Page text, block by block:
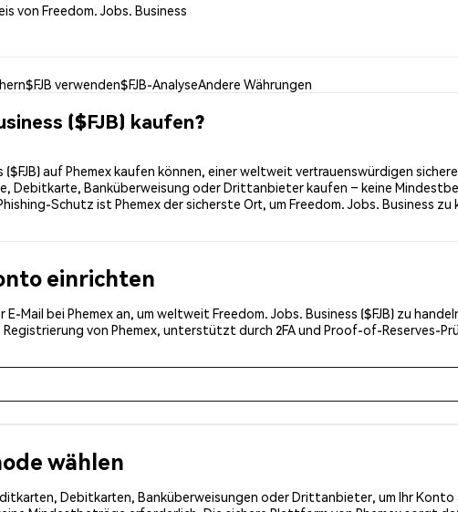
von Freedom. Jobs. Business
$FJB verwenden$FJB-AnalyseAndere Währungen
($FJB) kaufen?
($FJB) auf Phemex kaufen können, einer weltweit vertrauenswürdigen
Debitkarte, Banküberweisung oder Drittanbieter kaufen – keine
Schutz ist Phemex der sicherste Ort, um Freedom. Jobs. Business
einrichten
E-Mail bei Phemex an, um weltweit Freedom. Jobs. Business ($FJB) zu
von Phemex, unterstützt durch 2FA und Proof-of-Reserves-
wählen
Debitkarten, Banküberweisungen oder Drittanbieter, um Ihr